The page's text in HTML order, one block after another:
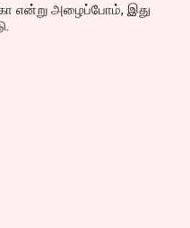
என்று அழைப்போம், இது